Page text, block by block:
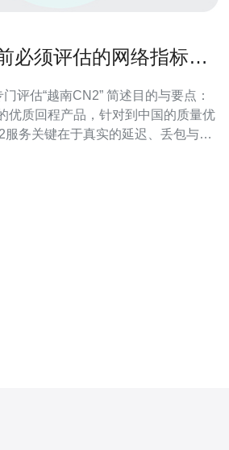
必须评估的网络指标服
评估“越南CN2” 简述目的与要点：
优质回程产品，针对到中国的质量优
服务关键在于真实的延迟、丢包与可
SLA条款核对清单。 2. 准备工